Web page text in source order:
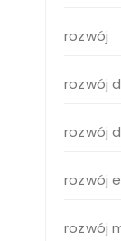
rozwój
rozwój
rozwój
rozwój
rozwój